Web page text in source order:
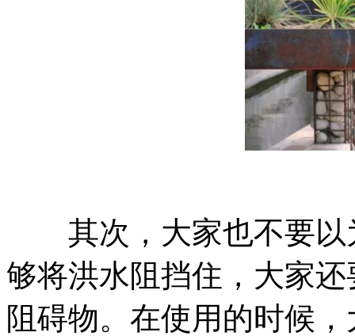
其次，大家也不要以
够将洪水阻挡住，大家
阻碍物。在使用的时候